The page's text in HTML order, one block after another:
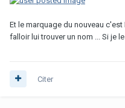
Et le marquage du nouveau c'est
falloir lui trouver un nom ... Si je
Citer